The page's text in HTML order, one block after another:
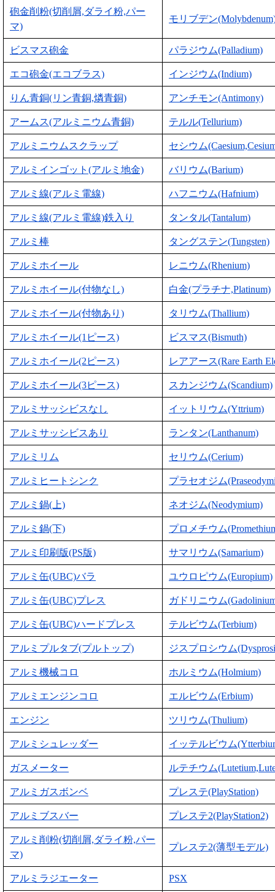
砲金削粉(切削屑,ダライ粉,パー
マ)
モリブデン
ビスマス砲金 パラジウム(Palladium)
エコ砲金(エコブラス) インジウム(Indium)
りん青銅(リン青銅,燐青銅) アンチモン(Antimony)
アームス(アルミニウム青銅) テルル(Tellurium)
アルミニウムスクラップ セシウム
アルミインゴット(アルミ地金) バリウム(Barium)
アルミ線(アルミ電線) ハフニウム(Hafnium)
アルミ線(アルミ電線)鉄入り タンタル(Tantalum)
アルミ棒 タングステン(Tungsten)
アルミホイール レニウム(Rhenium)
アルミホイール(付物なし) 白金(プラチナ,Platinum)
アルミホイール(付物あり) タリウム(Thallium)
アルミホイール(1ピース) ビスマス(Bismuth)
アルミホイール(2ピース) レアアース(Rare Earth
アルミホイール(3ピース) スカンジウム(Scandium)
アルミサッシビスなし イットリウム(Yttrium)
アルミサッシビスあり ランタン(Lanthanum)
アルミリム セリウム(Cerium)
アルミヒートシンク プラセオジム
アルミ鍋(上) ネオジム(Neodymium)
アルミ鍋(下) プロメチウム
アルミ印刷版(PS版) サマリウム(Samarium)
アルミ缶(UBC)バラ ユウロピウム(Europium)
アルミ缶(UBC)プレス ガドリニウム
アルミ缶(UBC)ハードプレス テルビウム(Terbium)
アルミプルタブ(プルトップ) ジスプロシウム
アルミ機械コロ ホルミウム(Holmium)
アルミエンジンコロ エルビウム(Erbium)
エンジン ツリウム(Thulium)
アルミシュレッダー イッテルビウム
ガスメーター ルテチウム
アルミガスボンベ プレステ(PlayStation)
アルミブスバー プレステ2(PlayStation2)
アルミ削粉(切削屑,ダライ粉,パー
マ)
プレステ2(薄型モデル)
アルミラジエーター PSX